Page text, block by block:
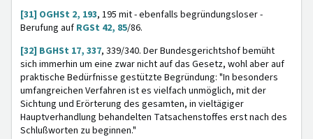
[31] OGHSt 2, 193, 195 mit - ebenfalls begründungsloser -
Berufung auf RGSt 42, 85/86.
[32] BGHSt 17, 337, 339/340. Der Bundesgerichtshof bemüht
sich immerhin um eine zwar nicht auf das Gesetz, wohl aber auf
praktische Bedürfnisse gestützte Begründung: "In besonders
umfangreichen Verfahren ist es vielfach unmöglich, mit der
Sichtung und Erörterung des gesamten, in vieltägiger
Hauptverhandlung behandelten Tatsachenstoffes erst nach des
Schlußworten zu beginnen."